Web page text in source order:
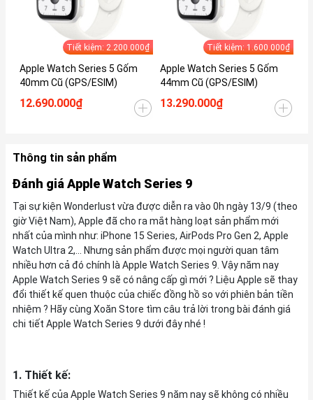
Tiết kiệm: 2.200.000₫
Apple Watch Series 5 Gốm
40mm Cũ (GPS/ESIM)
12.690.000₫
Tiết kiệm: 1.600.000₫
Apple Watch Series 5 Gốm
44mm Cũ (GPS/ESIM)
13.290.000₫
Thông tin sản phẩm
Đánh giá Apple Watch Series 9
Tại sự kiện Wonderlust vừa được diễn ra vào 0h ngày 13/9 (theo
giờ Việt Nam), Apple đã cho ra mắt hàng loạt sản phẩm mới
nhất của mình như: iPhone 15 Series, AirPods Pro Gen 2, Apple
Watch Ultra 2,... Nhưng sản phẩm được mọi người quan tâm
nhiều hơn cả đó chính là Apple Watch Series 9. Vậy năm nay
Apple Watch Series 9 sẽ có nâng cấp gì mới ? Liệu Apple sẽ thay
đổi thiết kế quen thuộc của chiếc đồng hồ so với phiên bản tiền
nhiệm ? Hãy cùng Xoăn Store tìm câu trả lời trong bài đánh giá
chi tiết Apple Watch Series 9 dưới đây nhé !
1. Thiết kế:
Thiết kế của Apple Watch Series 9 năm nay sẽ không có nhiều